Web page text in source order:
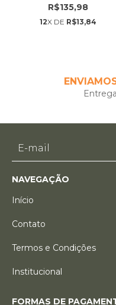
R$135,98
12X DE R$13,84
NAVEGAÇÃO
Início
Contato
Termos e Condições
Institucional
FORMAS DE